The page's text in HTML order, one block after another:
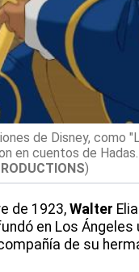
de Disney, como
en cuentos de
)
de 1923, Walter
en Los Ángeles
de su